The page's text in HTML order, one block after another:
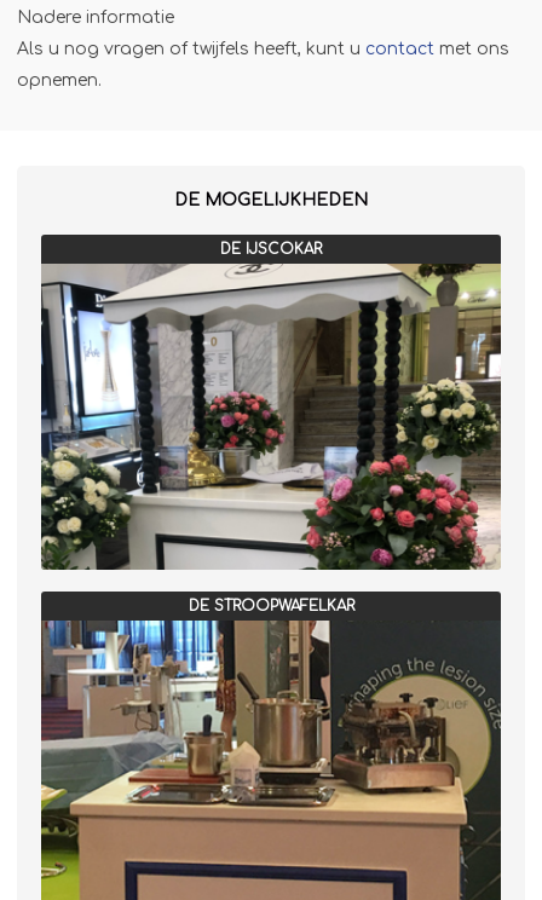
Suikerspinmachine
Wafelkraam
Winterkraam
Nadere informatie
Als u nog vragen of twijfels heeft, kunt u contact met ons
opnemen.
DE MOGELIJKHEDEN
DE IJSCOKAR
DE STROOPWAFELKAR